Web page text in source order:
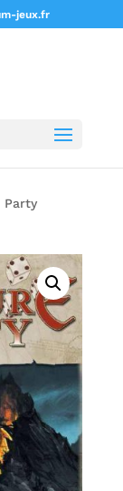
jeux.fr